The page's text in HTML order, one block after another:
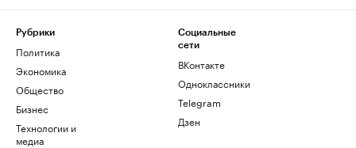
Рубрики
Политика
Экономика
Общество
Бизнес
Технологии и
медиа
Социальные
сети
ВКонтакте
Одноклассники
Telegram
Дзен